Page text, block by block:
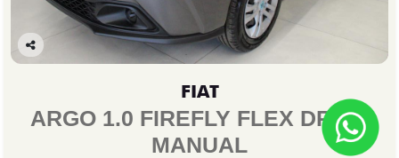
Co
lhe
FIAT
ARGO 1.0 FIREFLY FLEX DRIVE
MANUAL